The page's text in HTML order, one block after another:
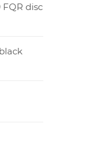
FQR disc